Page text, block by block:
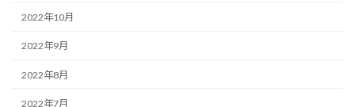
2022年10月
2022年9月
2022年8月
2022年7月